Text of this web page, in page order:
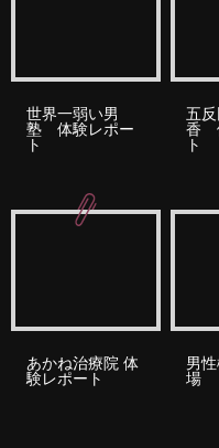
世界一弱い男
塾 体験レポー
ト
五
香
ト
あかね治療院 体
験レポート
男
場